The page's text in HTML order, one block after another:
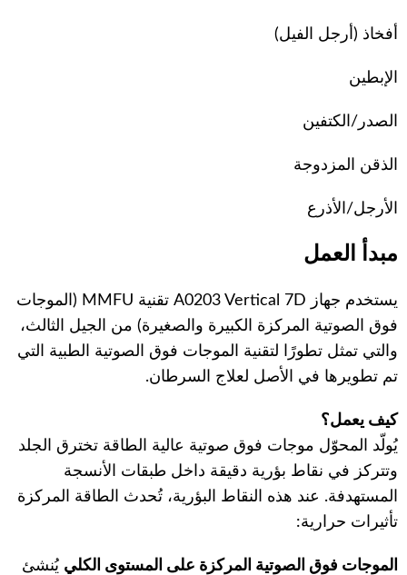
أفخاذ (أرجل الفيل)
الإبطين
الصدر/الكتفين
الذقن المزدوجة
الأرجل/الأذرع
مبدأ العمل
يستخدم جهاز A0203 Vertical 7D تقنية MMFU (الموجات
فوق الصوتية المركزة الكبيرة والصغيرة) من الجيل الثالث،
والتي تمثل تطورًا لتقنية الموجات فوق الصوتية الطبية التي
تم تطويرها في الأصل لعلاج السرطان.
كيف يعمل؟
يُولّد المحوّل موجات فوق صوتية عالية الطاقة تخترق الجلد
وتتركز في نقاط بؤرية دقيقة داخل طبقات الأنسجة
المستهدفة. عند هذه النقاط البؤرية، تُحدث الطاقة المركزة
تأثيرات حرارية:
الموجات فوق الصوتية المركزة على المستوى الكلي يُنشئ